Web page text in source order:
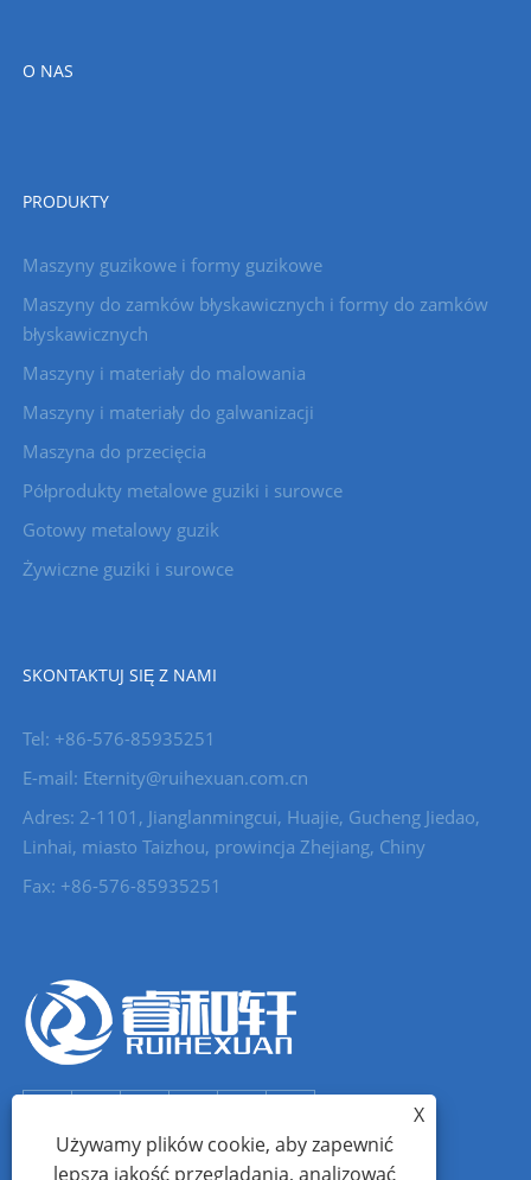
O NAS
PRODUKTY
Maszyny guzikowe i formy guzikowe
Maszyny do zamków błyskawicznych i formy do zamków
błyskawicznych
Maszyny i materiały do ​​malowania
Maszyny i materiały do ​​galwanizacji
Maszyna do przecięcia
Półprodukty metalowe guziki i surowce
Gotowy metalowy guzik
Żywiczne guziki i surowce
SKONTAKTUJ SIĘ Z NAMI
Tel: +86-576-85935251
E-mail: Eternity@ruihexuan.com.cn
Adres: 2-1101, Jianglanmingcui, Huajie, Gucheng Jiedao,
Linhai, miasto Taizhou, prowincja Zhejiang, Chiny
Fax: +86-576-85935251
X
Używamy plików cookie, aby zapewnić
lepszą jakość przeglądania, analizować